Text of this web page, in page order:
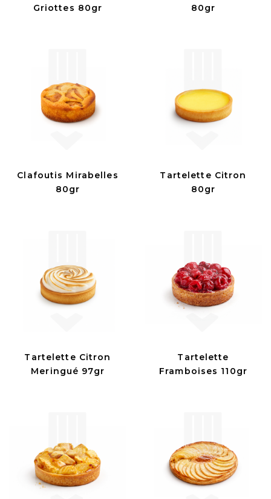
Griottes 80gr
80gr
Clafoutis Mirabelles
80gr
Tartelette Citron
80gr
Tartelette Citron
Meringué 97gr
Tartelette
Framboises 110gr